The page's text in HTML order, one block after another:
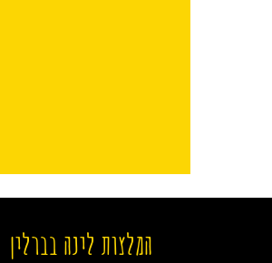
המלצות לינה בברלין